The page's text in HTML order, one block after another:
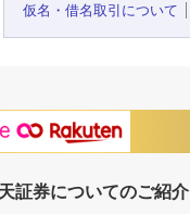
仮名・借名取引について
証券についてのご紹介